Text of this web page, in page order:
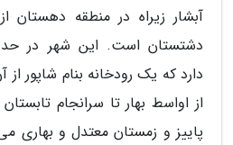
آبشار زیراه در منطقه دهستان
دارد که یک رودخانه بنام شاپور
از اواسط بهار تا سرانجام
پاییز و زمستان معتدل و بهاری